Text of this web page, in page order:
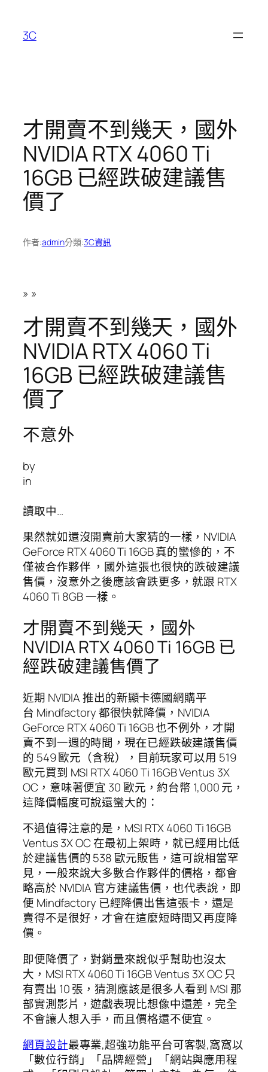
3C
才開賣不到幾天，國外
NVIDIA RTX 4060 Ti
16GB 已經跌破建議售
價了
作者:admin分類:3C資訊
» »
才開賣不到幾天，國外
NVIDIA RTX 4060 Ti
16GB 已經跌破建議售
價了
不意外
by
in
讀取中…
果然就如還沒開賣前大家猜的一樣，NVIDIA
GeForce RTX 4060 Ti 16GB 真的蠻慘的，不
僅被合作夥伴 ，國外這張也很快的跌破建議
售價，沒意外之後應該會跌更多，就跟 RTX
4060 Ti 8GB 一樣。
才開賣不到幾天，國外
NVIDIA RTX 4060 Ti 16GB 已
經跌破建議售價了
近期 NVIDIA 推出的新顯卡德國網購平
台 Mindfactory 都很快就降價，NVIDIA
GeForce RTX 4060 Ti 16GB 也不例外，才開
賣不到一週的時間，現在已經跌破建議售價
的 549 歐元（含稅），目前玩家可以用 519
歐元買到 MSI RTX 4060 Ti 16GB Ventus 3X
OC，意味著便宜 30 歐元，約台幣 1,000 元，
這降價幅度可說還蠻大的：
不過值得注意的是，MSI RTX 4060 Ti 16GB
Ventus 3X OC 在最初上架時，就已經用比低
於建議售價的 538 歐元販售，這可說相當罕
見，一般來說大多數合作夥伴的價格，都會
略高於 NVIDIA 官方建議售價，也代表說，即
便 Mindfactory 已經降價出售這張卡，還是
賣得不是很好，才會在這麼短時間又再度降
價。
即便降價了，對銷量來說似乎幫助也沒太
大，MSI RTX 4060 Ti 16GB Ventus 3X OC 只
有賣出 10 張，猜測應該是很多人看到 MSI 那
部實測影片，遊戲表現比想像中還差，完全
不會讓人想入手，而且價格還不便宜。
網頁設計最專業,超強功能平台可客製,窩窩以
「數位行銷」「品牌經營」「網站與應用程